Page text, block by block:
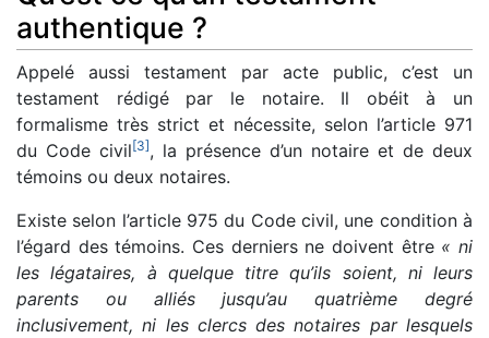
authentique ?
Appelé aussi testament par acte public, c’est un
testament rédigé par le notaire. Il obéit à un
formalisme très strict et nécessite, selon l’article 971
du Code civil[3], la présence d’un notaire et de deux
témoins ou deux notaires.
Existe selon l’article 975 du Code civil, une condition à
l’égard des témoins. Ces derniers ne doivent être « ni
les légataires, à quelque titre qu’ils soient, ni leurs
parents ou alliés jusqu’au quatrième degré
inclusivement, ni les clercs des notaires par lesquels